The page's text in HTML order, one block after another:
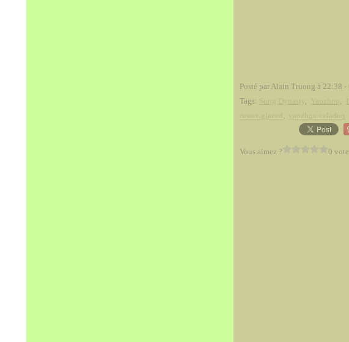
Posté par Alain Truong à 22:38 -
Tags:
, ,
,
Vous aimez ? 0 vote